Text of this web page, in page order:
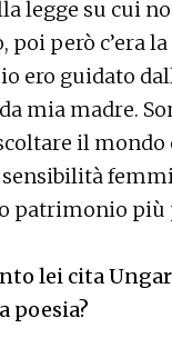
legge su cui
poi però c’era
ero guidato
mia madre.
il mondo
patrimonio più
lei cita
poesia?